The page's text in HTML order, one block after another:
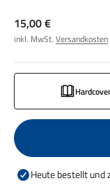
Angebot
15,00 €
inkl. MwSt. Versandkosten
Hardcover
Heute bestellt und